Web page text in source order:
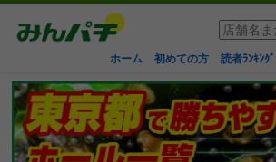
ホーム 初めての方 読者ﾗﾝｷﾝｸﾞ